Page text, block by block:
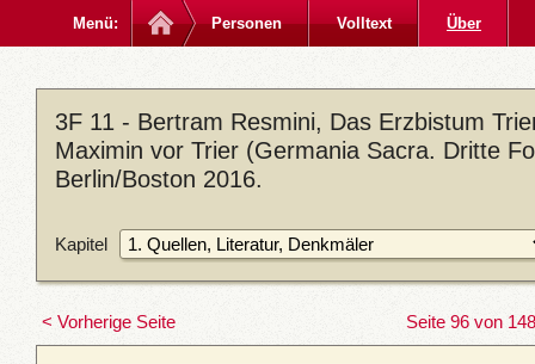
Menü: Personen Volltext Über
3F 11 - Bertram Resmini, Das Erzbistum
Maximin vor Trier (Germania Sacra. Dritte
Berlin/Boston 2016.
Kapitel
< Vorherige Seite Seite 96 von